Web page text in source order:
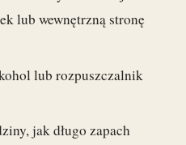
lub wewnętrzną stronę
lub rozpuszczalnik
jak długo zapach